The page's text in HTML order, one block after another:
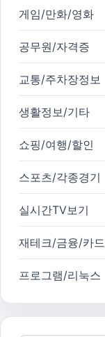
게임/만화/영화
공무원/자격증
교통/주차장정보
생활정보/기타
쇼핑/여행/할인
스포츠/각종경기
실시간TV보기
재테크/금융/카드
프로그램/리눅스